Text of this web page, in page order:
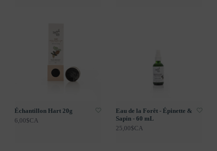
Échantillon Hart 20g
6,00$CA
Eau de la Forêt - Épinette &
Sapin - 60 mL
25,00$CA